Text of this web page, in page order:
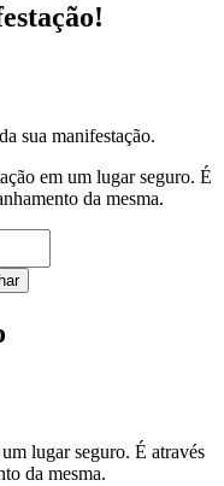
sua manifestação.
em um lugar seguro. É
da mesma.
lugar seguro. É através
da mesma.